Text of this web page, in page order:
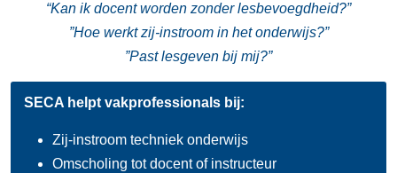
“Kan ik docent worden zonder lesbevoegdheid?”
”Hoe werkt zij-instroom in het onderwijs?”
”Past lesgeven bij mij?”
SECA helpt vakprofessionals bij:
Zij-instroom techniek onderwijs
Omscholing tot docent of instructeur